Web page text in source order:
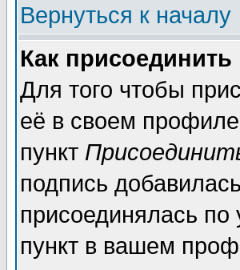
Вернуться к началу
Как
Для того чтобы
её в своем
пункт
подпись
присоединялась
пункт в вашем